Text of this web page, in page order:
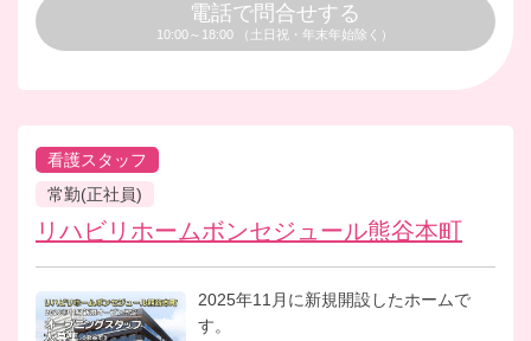
電話で問合せする
10:00～18:00 （土日祝・年末年始除く）
看護スタッフ
常勤(正社員)
リハビリホームボンセジュール熊谷本町
2025年11月に新規開設したホームで
す。